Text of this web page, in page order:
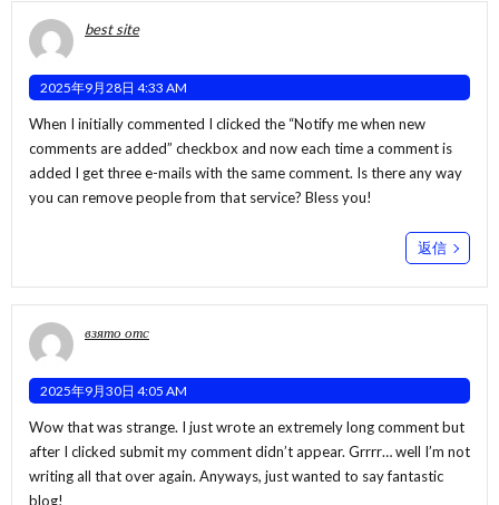
best site
2025年9月28日 4:33 AM
When I initially commented I clicked the “Notify me when new
comments are added” checkbox and now each time a comment is
added I get three e-mails with the same comment. Is there any way
you can remove people from that service? Bless you!
返信
взято отс
2025年9月30日 4:05 AM
Wow that was strange. I just wrote an extremely long comment but
after I clicked submit my comment didn’t appear. Grrrr… well I’m not
writing all that over again. Anyways, just wanted to say fantastic
blog!